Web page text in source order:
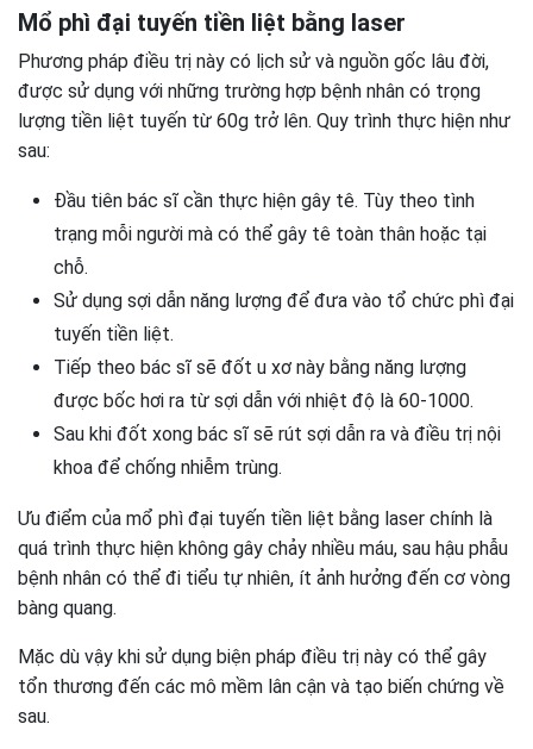
Mổ phì đại tuyến tiền liệt bằng laser
Phương pháp điều trị này có lịch sử và nguồn gốc lâu đời,
được sử dụng với những trường hợp bệnh nhân có trọng
lượng tiền liệt tuyến từ 60g trở lên. Quy trình thực hiện như
sau:
Đầu tiên bác sĩ cần thực hiện gây tê. Tùy theo tình
trạng mỗi người mà có thể gây tê toàn thân hoặc tại
chỗ.
Sử dụng sợi dẫn năng lượng để đưa vào tổ chức phì đại
tuyến tiền liệt.
Tiếp theo bác sĩ sẽ đốt u xơ này bằng năng lượng
được bốc hơi ra từ sợi dẫn với nhiệt độ là 60-1000.
Sau khi đốt xong bác sĩ sẽ rút sợi dẫn ra và điều trị nội
khoa để chống nhiễm trùng.
Ưu điểm của mổ phì đại tuyến tiền liệt bằng laser chính là
quá trình thực hiện không gây chảy nhiều máu, sau hậu phẫu
bệnh nhân có thể đi tiểu tự nhiên, ít ảnh hưởng đến cơ vòng
bàng quang.
Mặc dù vậy khi sử dụng biện pháp điều trị này có thể gây
tổn thương đến các mô mềm lân cận và tạo biến chứng về
sau.